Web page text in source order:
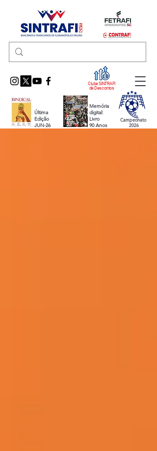
Clube SINTRAFI
de Descontos
Última
Edição
JUN-26
Memória
digital:
Livro
90 Anos
Campeonato
2026